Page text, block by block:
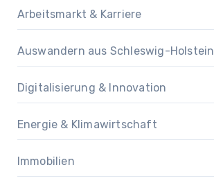
Arbeitsmarkt & Karriere
Auswandern aus Schleswig-Holstein
Digitalisierung & Innovation
Energie & Klimawirtschaft
Immobilien